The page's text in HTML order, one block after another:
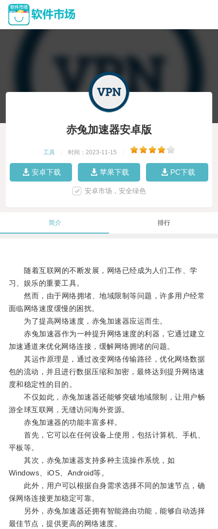
赤兔加速器安卓版
工具 时间：2023-11-15
安卓下载 苹果下载 PC下载
安卓市场，安全绿色
简介 排行
随着互联网的不断发展，网络已经成为人们工作、学
习、娱乐的重要工具。
然而，由于网络拥堵、地域限制等问题，许多用户经常
面临网络速度缓慢的困扰。
为了提高网络速度，赤兔加速器应运而生。
赤兔加速器作为一种提升网络速度的利器，它通过建立
加速通道来优化网络连接，缓解网络拥堵的问题。
其运作原理是，通过改变网络传输路径，优化网络数据
包的流动，并且进行数据压缩和加密，最终达到提升网络速
度和稳定性的目的。
不仅如此，赤兔加速器还能够突破地域限制，让用户畅
游全球互联网，无缝访问海外资源。
赤兔加速器的功能丰富多样。
首先，它可以在任何设备上使用，包括计算机、手机、
平板等。
其次，赤兔加速器支持多种主流操作系统，如
Windows、iOS、Android等。
此外，用户可以根据自身需求选择不同的加速节点，确
保网络连接更加稳定可靠。
另外，赤兔加速器还拥有智能路由功能，能够自动选择
最佳节点，提供更高的网络速度。